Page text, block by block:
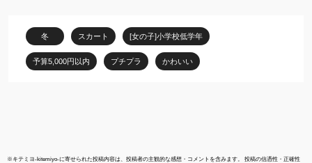
か 冬物 防寒
P000100200198 SGW
冬 スカート [女の子]小学校低学年
予算5,000円以内 プチプラ かわいい
※キテミヨ-kitemiyo-に寄せられた投稿内容は、投稿者の主観的な感想・コメントを含みます。 投稿の信憑性・正確性